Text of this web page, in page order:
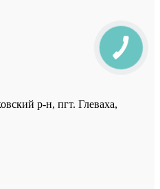
р-н, пгт. Глеваха,